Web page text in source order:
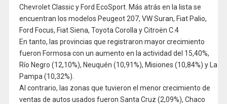
Chevrolet Classic y Ford EcoSport. Más atrás en la lista se
encuentran los modelos Peugeot 207, VW Suran, Fiat Palio,
Ford Focus, Fiat Siena, Toyota Corolla y Citroën C.4
En tanto, las provincias que registraron mayor crecimiento
fueron Formosa con un aumento en la actividad del 15,40%,
Río Negro (12,10%), Neuquén (10,91%), Misiones (10,84%) y La
Pampa (10,32%).
Al contrario, las zonas que tuvieron el menor crecimiento de
ventas de autos usados fueron Santa Cruz (2,09%), Chaco